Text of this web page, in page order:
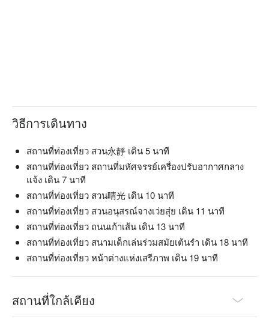
วิธีการเดินทาง
สถานที่ท่องเที่ยว สวน永靜 เดิน 5 นาที
สถานที่ท่องเที่ยว สถานที่มหัศจรรย์เครื่องปรับอากาศกลาง
แจ้ง เดิน 7 นาที
สถานที่ท่องเที่ยว สวน晴光 เดิน 10 นาที
สถานที่ท่องเที่ยว สวนอนุสรณ์จางเว่ยสุ่ย เดิน 11 นาที
สถานที่ท่องเที่ยว ถนนเก้าเส้น เดิน 13 นาที
สถานที่ท่องเที่ยว สนามเด็กเล่นร่วมสมัยเต้นรำ เดิน 18 นาที
สถานที่ท่องเที่ยว หน้าต่างแห่งเสรีภาพ เดิน 19 นาที
สถานที่ใกล้เคียง